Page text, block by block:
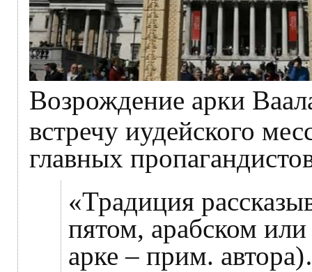
Возрождение арки
встречу иудейского
главных
«Традиция
пятом, арабском
арке – прим.